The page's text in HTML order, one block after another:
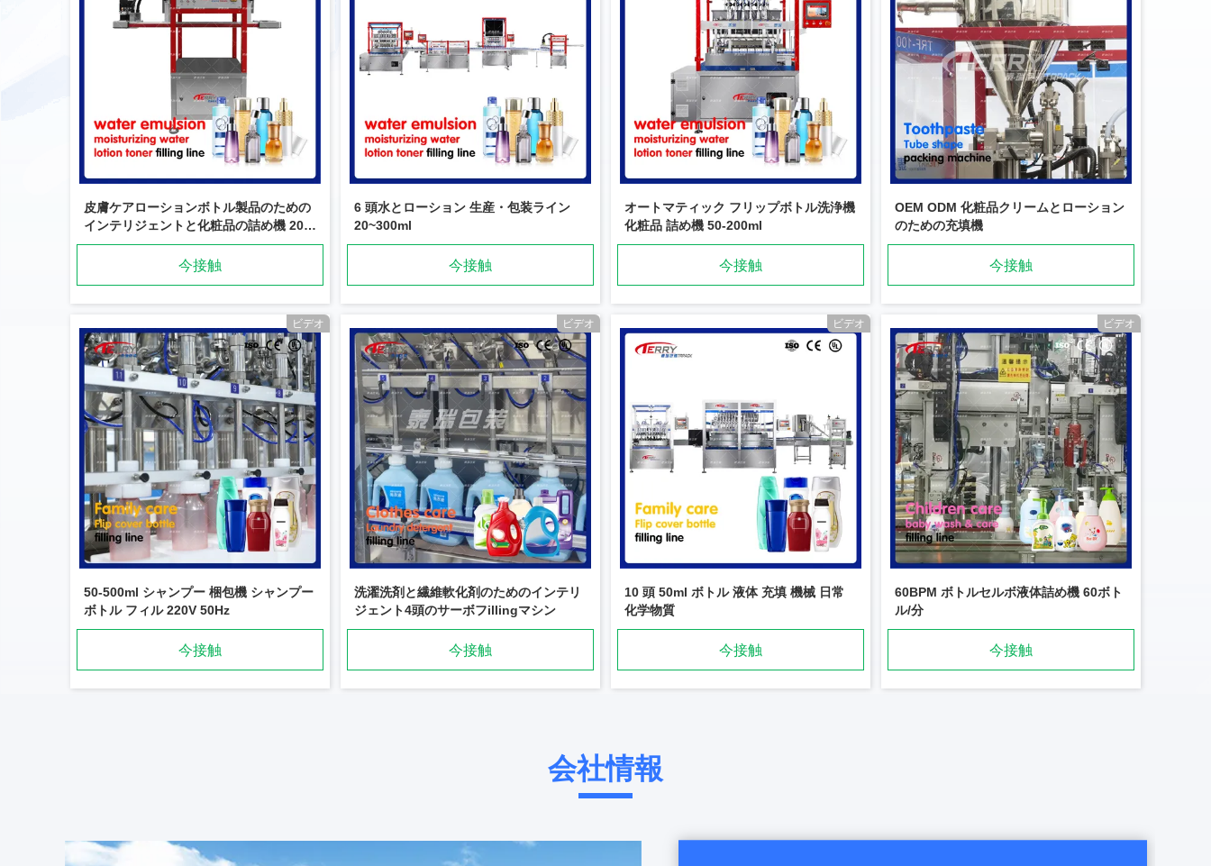
皮膚ケアローションボトル製品のための
インテリジェントと化粧品の詰め機 20-
300ml
今接触
6 頭水とローション 生産・包装ライン
20~300ml
今接触
オートマティック フリップボトル洗浄機
化粧品 詰め機 50-200ml
今接触
OEM ODM 化粧品クリームとローション
のための充填機
今接触
ビデオ
50-500ml シャンプー 梱包機 シャンプー
ボトル フィル 220V 50Hz
今接触
ビデオ
洗濯洗剤と繊維軟化剤のためのインテリ
ジェント4頭のサーボフillingマシン
今接触
ビデオ
10 頭 50ml ボトル 液体 充填 機械 日常
化学物質
今接触
ビデオ
60BPM ボトルセルボ液体詰め機 60ボト
ル/分
今接触
会社情報